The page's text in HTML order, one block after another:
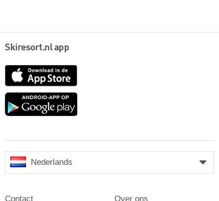
Skiresort.nl app
App
Google
Nederlands
Contact Over ons